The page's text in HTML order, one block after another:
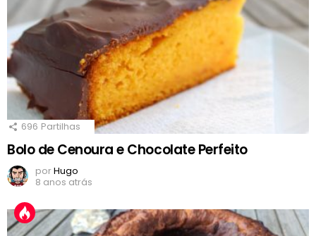
696 Partilhas
Bolo de Cenoura e Chocolate Perfeito
porHugo
8 anos atrás